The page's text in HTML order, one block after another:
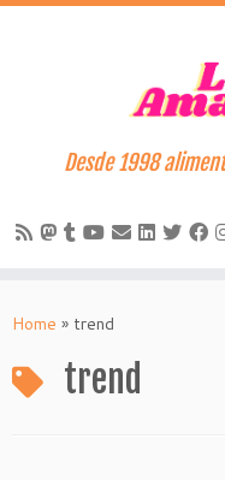
to
Desde 1998
Home » trend
trend